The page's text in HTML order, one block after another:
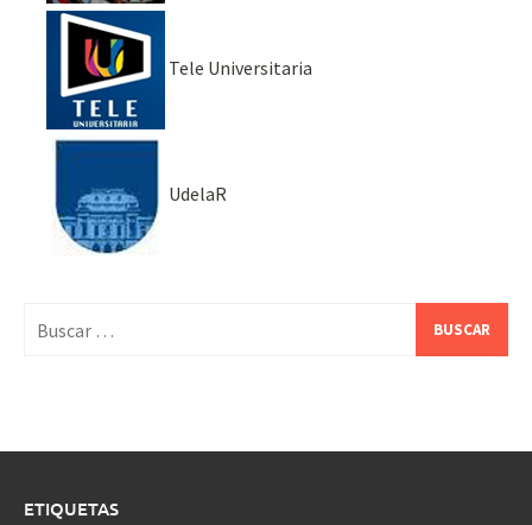
Tele Universitaria
UdelaR
ETIQUETAS